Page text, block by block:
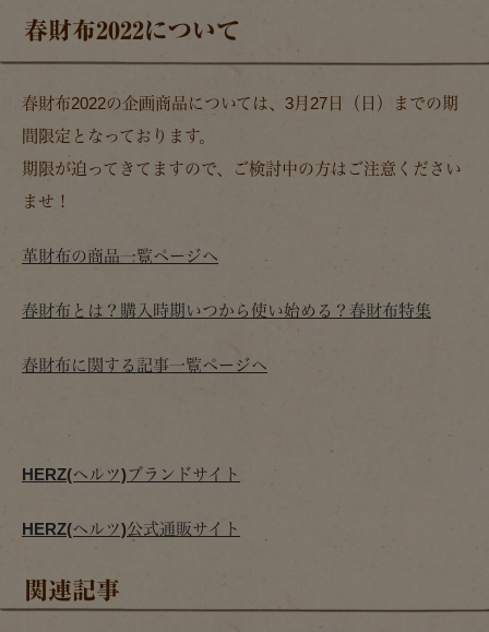
春財布2022について
春財布2022の企画商品については、3月27日（日）までの期
間限定となっております。
期限が迫ってきてますので、ご検討中の方はご注意ください
ませ！
革財布の商品一覧ページへ
春財布とは？購入時期いつから使い始める？春財布特集
春財布に関する記事一覧ページへ
HERZ(ヘルツ)ブランドサイト
HERZ(ヘルツ)公式通販サイト
関連記事